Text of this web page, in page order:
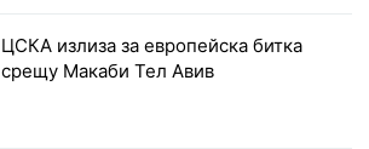
ЦСКА излиза за европейска битка
срещу Макаби Тел Авив